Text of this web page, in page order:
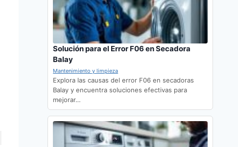
Solución para el Error F06 en Secadora
Balay
Mantenimiento y limpieza
Explora las causas del error F06 en secadoras
Balay y encuentra soluciones efectivas para
mejorar…